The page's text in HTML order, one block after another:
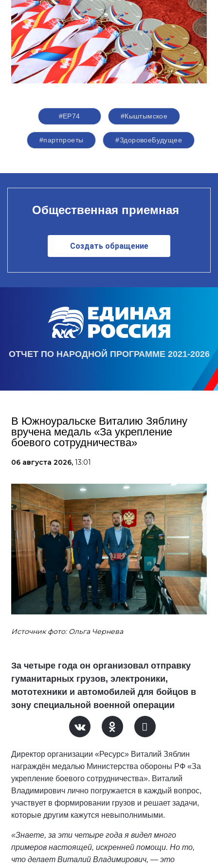
#ЕР74 #Кыштымское
#партпроеты #ЗдоровоеБудущее
Общественная приемная
Создать обращение
ОТЧЕТ ПО НАРОДНОЙ ПРОГРАММЕ 2021-2026
В Южноуральске Виталию Зяблину
вручена медаль «За укрепление
боевого сотрудничества»
06 августа 2026, 13:01
Источник фото: Ольга Чернева
За четыре года он организовал отправку
гуманитарных грузов, электроники,
мототехники и автомобилей для бойцов в
зону специальной военной операции
Директор организации «Ресурс» Виталий Зяблин
награждён медалью Министерства обороны РФ «За
укрепление боевого сотрудничества». Виталий
Владимирович лично погружается в каждый вопрос,
участвует в формировании грузов и решает задачи,
которые другим кажутся невыполнимыми.
«Знаете, за эти четыре года я видел много
примеров настоящей, искренней помощи. Но то,
что делает Виталий Владимирович, — это